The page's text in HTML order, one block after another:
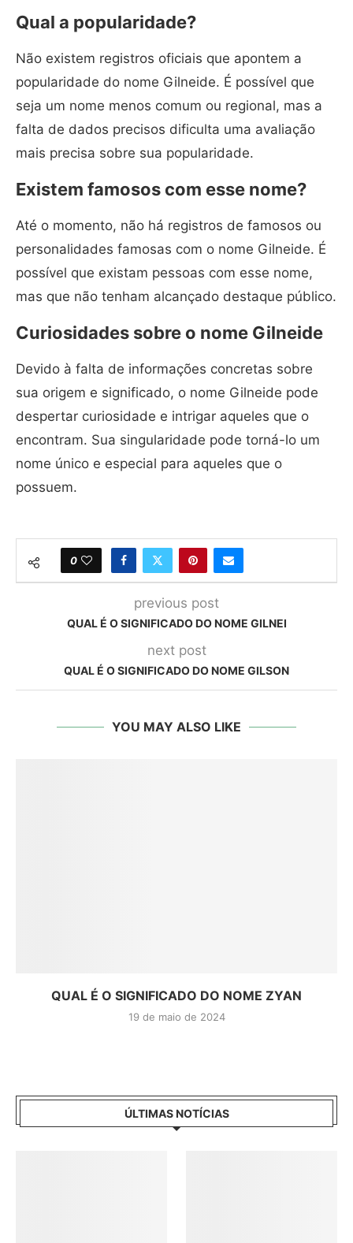
Qual a popularidade?
Não existem registros oficiais que apontem a
popularidade do nome Gilneide. É possível que
seja um nome menos comum ou regional, mas a
falta de dados precisos dificulta uma avaliação
mais precisa sobre sua popularidade.
Existem famosos com esse nome?
Até o momento, não há registros de famosos ou
personalidades famosas com o nome Gilneide. É
possível que existam pessoas com esse nome,
mas que não tenham alcançado destaque público.
Curiosidades sobre o nome Gilneide
Devido à falta de informações concretas sobre
sua origem e significado, o nome Gilneide pode
despertar curiosidade e intrigar aqueles que o
encontram. Sua singularidade pode torná-lo um
nome único e especial para aqueles que o
possuem.
0
previous post
QUAL É O SIGNIFICADO DO NOME GILNEI
next post
QUAL É O SIGNIFICADO DO NOME GILSON
YOU MAY ALSO LIKE
QUAL É O SIGNIFICADO DO NOME ZYAN
19 de maio de 2024
ÚLTIMAS NOTÍCIAS